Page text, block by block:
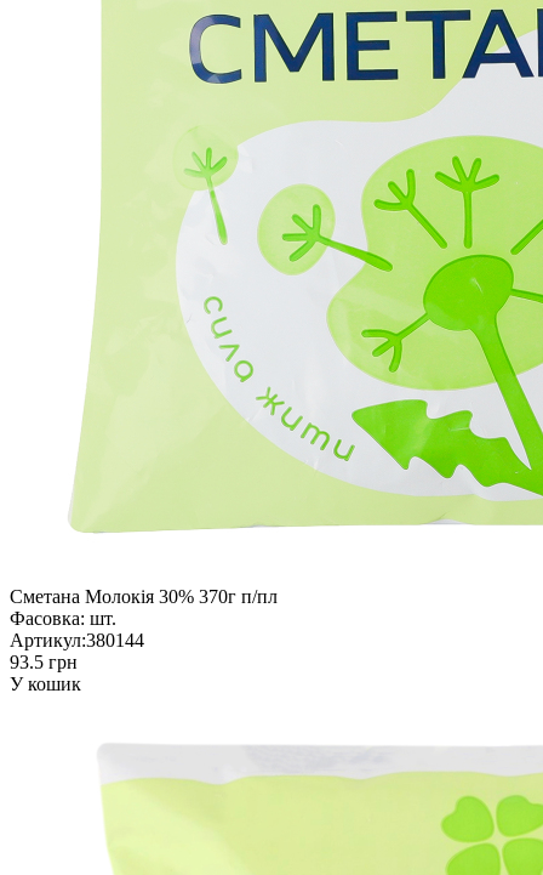
Сметана Молокія 30% 370г п/пл
Фасовка: шт.
Артикул:380144
93.5 грн
У кошик